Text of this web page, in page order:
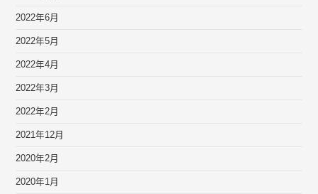
2022年6月
2022年5月
2022年4月
2022年3月
2022年2月
2021年12月
2020年2月
2020年1月